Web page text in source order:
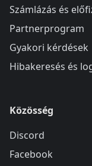
Számlázás és
Partnerprogram
Gyakori kérdések
Hibakeresés és
Közösség
Discord
Facebook